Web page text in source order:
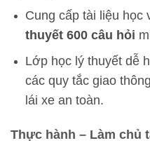
Cung cấp tài liệu học
thuyết 600 câu hỏi
Lớp học lý thuyết dễ
các quy tắc giao
lái xe an toàn.
Thực hành – Làm chủ